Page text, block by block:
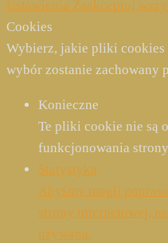
Ustawienia Zaakceptuj
Cookies
Wybierz, jakie pliki cookies
wybór zostanie zachowany
Konieczne
Te pliki cookie nie są
funkcjonowania
Statystyka
Abyśmy mogli
strony internetowej,
używana.